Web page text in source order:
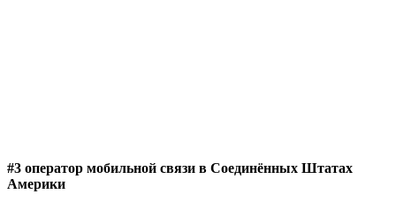
#3 оператор мобильной связи в Соединённых Штатах
Америки